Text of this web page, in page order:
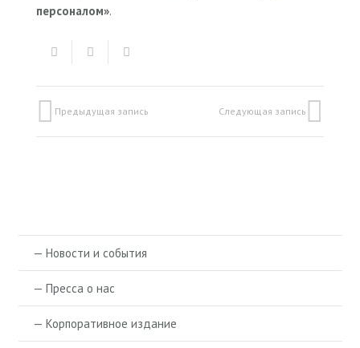
персоналом».
Предыдущая запись Следующая запись
— Новости и события
— Пресса о нас
— Корпоративное издание